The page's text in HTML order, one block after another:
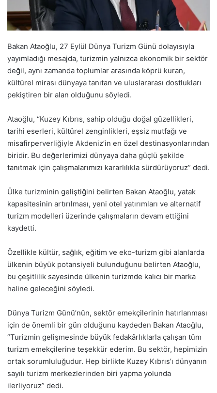
Bakan Ataoğlu, 27 Eylül Dünya Turizm Günü dolayısıyla
yayımladığı mesajda, turizmin yalnızca ekonomik bir sektör
değil, aynı zamanda toplumlar arasında köprü kuran,
kültürel mirası dünyaya tanıtan ve uluslararası dostlukları
pekiştiren bir alan olduğunu söyledi.
Ataoğlu, “Kuzey Kıbrıs, sahip olduğu doğal güzellikleri,
tarihi eserleri, kültürel zenginlikleri, eşsiz mutfağı ve
misafirperverliğiyle Akdeniz’in en özel destinasyonlarından
biridir. Bu değerlerimizi dünyaya daha güçlü şekilde
tanıtmak için çalışmalarımızı kararlılıkla sürdürüyoruz” dedi.
Ülke turizminin geliştiğini belirten Bakan Ataoğlu, yatak
kapasitesinin artırılması, yeni otel yatırımları ve alternatif
turizm modelleri üzerinde çalışmaların devam ettiğini
kaydetti.
Özellikle kültür, sağlık, eğitim ve eko-turizm gibi alanlarda
ülkenin büyük potansiyeli bulunduğunu belirten Ataoğlu,
bu çeşitlilik sayesinde ülkenin turizmde kalıcı bir marka
haline geleceğini söyledi.
Dünya Turizm Günü’nün, sektör emekçilerinin hatırlanması
için de önemli bir gün olduğunu kaydeden Bakan Ataoğlu,
“Turizmin gelişmesinde büyük fedakârlıklarla çalışan tüm
turizm emekçilerine teşekkür ederim. Bu sektör, hepimizin
ortak sorumluluğudur. Hep birlikte Kuzey Kıbrıs’ı dünyanın
sayılı turizm merkezlerinden biri yapma yolunda
ilerliyoruz” dedi.